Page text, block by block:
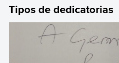
Tipos de dedicatorias